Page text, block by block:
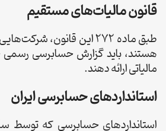
قانون مالیات‌های مستقیم
طبق ماده 272 این قانون،
هستند، باید گزارش حسابرسی رسمی
مالیاتی ارائه دهند.
استانداردهای حسابرسی ایران
استانداردهای حسابرسی که توسط